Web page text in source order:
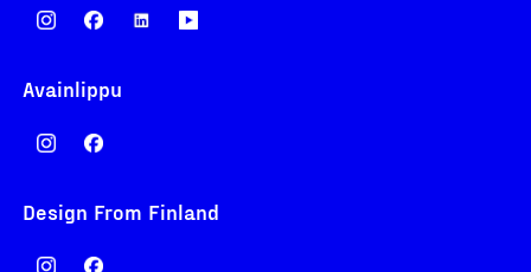
Avainlippu
Design From Finland